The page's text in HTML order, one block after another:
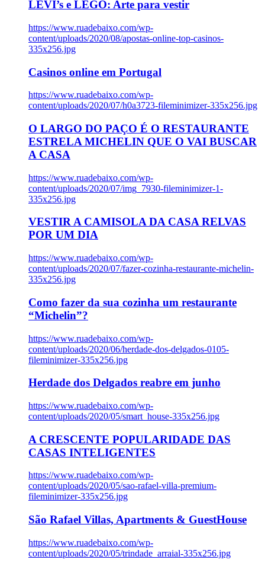
LEVI’s e LEGO: Arte para vestir
https://www.ruadebaixo.com/wp-
content/uploads/2020/08/apostas-online-top-casinos-
335x256.jpg
Casinos online em Portugal
https://www.ruadebaixo.com/wp-
content/uploads/2020/07/h0a3723-fileminimizer-335x256.jpg
O LARGO DO PAÇO É O RESTAURANTE
ESTRELA MICHELIN QUE O VAI BUSCAR
A CASA
https://www.ruadebaixo.com/wp-
content/uploads/2020/07/img_7930-fileminimizer-1-
335x256.jpg
VESTIR A CAMISOLA DA CASA RELVAS
POR UM DIA
https://www.ruadebaixo.com/wp-
content/uploads/2020/07/fazer-cozinha-restaurante-michelin-
335x256.jpg
Como fazer da sua cozinha um restaurante
“Michelin”?
https://www.ruadebaixo.com/wp-
content/uploads/2020/06/herdade-dos-delgados-0105-
fileminimizer-335x256.jpg
Herdade dos Delgados reabre em junho
https://www.ruadebaixo.com/wp-
content/uploads/2020/05/smart_house-335x256.jpg
A CRESCENTE POPULARIDADE DAS
CASAS INTELIGENTES
https://www.ruadebaixo.com/wp-
content/uploads/2020/05/sao-rafael-villa-premium-
fileminimizer-335x256.jpg
São Rafael Villas, Apartments & GuestHouse
https://www.ruadebaixo.com/wp-
content/uploads/2020/05/trindade_arraial-335x256.jpg